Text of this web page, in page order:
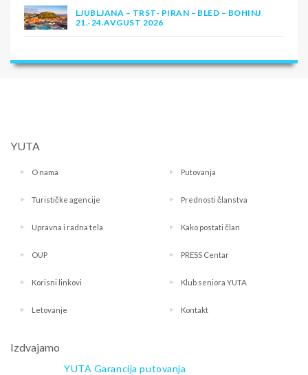
LJUBLJANA – TRST- PIRAN – BLED – BOHINJ
21.-24.AVGUST 2026
YUTA
O nama Putovanja
Turističke agencije Prednosti članstva
Upravna i radna tela Kako postati član
OUP PRESS Centar
Korisni linkovi Klub seniora YUTA
Letovanje Kontakt
Izdvajamo
YUTA Garancija putovanja